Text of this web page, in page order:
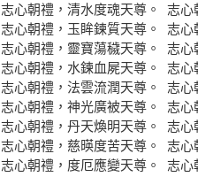
志心朝禮，清水度魂天尊。 志
志心朝禮，玉眸鍊質天尊。 志
志心朝禮，靈寶蕩穢天尊。 志
志心朝禮，水鍊血屍天尊。 志
志心朝禮，法雲流潤天尊。 志
志心朝禮，神光廣被天尊。 志
志心朝禮，丹天煥明天尊。 志
志心朝禮，慈暎度苦天尊。 志
志心朝禮，度厄應變天尊。 志